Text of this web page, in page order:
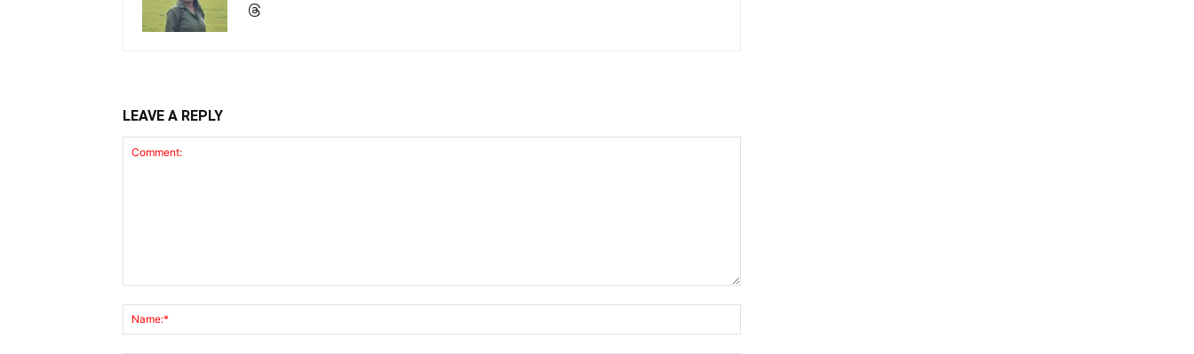
LEAVE A REPLY